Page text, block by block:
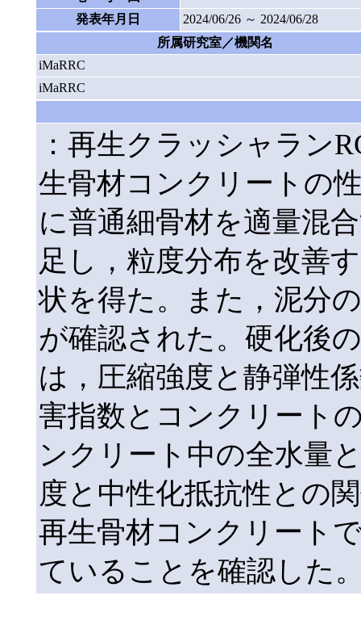
発表年月日
2024/06/26 ～ 2024/06/28
所属研究室／機関名
iMaRRC
iMaRRC
：再生クラッシャラン
生骨材コンクリートの
に普通細骨材を適量混
足し，粒度分布を改善
状を得た。また，泥分
が確認された。硬化後
は，圧縮強度と静弾性
害指数とコンクリート
ンクリート中の全水量
度と中性化抵抗性との
再生骨材コンクリート
ていることを確認した